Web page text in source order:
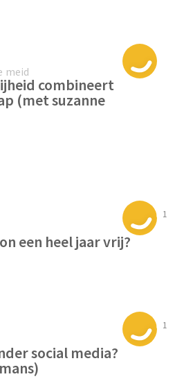
meid
combineert
(met suzanne
1
een heel jaar vrij?
1
social media?